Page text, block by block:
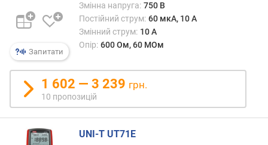
а
к
.
(
О
м
Запитати
Змінна напруга: 750 В
Постійний струм: 60 мкА, 10 А
Змінний струм: 10 А
Опір: 600 Ом, 60 МОм
1 602 — 3 239 грн.
10 пропозицій
UNI-T UT71E